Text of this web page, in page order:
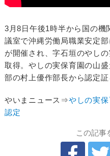
3月8日午後1時半から国の機
議室で沖縄労働局職業安定
が開催され、字石垣のやし
取得。やしの実保育園の山
部の村上優作部長から認定証
やいまニュース⇒やしの実
認定
この記事